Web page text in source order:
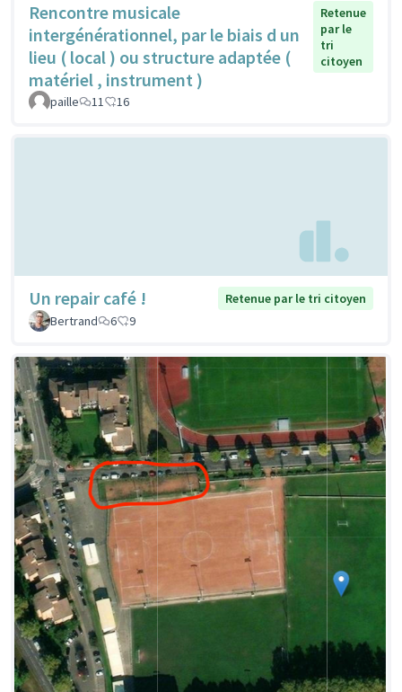
Rencontre musicale
intergénérationnel, par le biais d un
lieu ( local ) ou structure adaptée (
matériel , instrument )
Retenue
par le
tri
citoyen
paille 11 16
Un repair café !
Retenue par le tri citoyen
Bertrand
6 9